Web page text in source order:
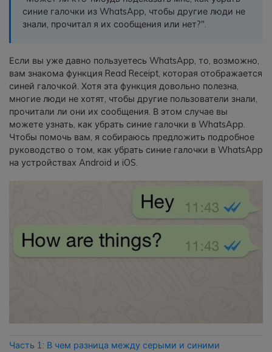
фотографии, видео и многое
другое со смартфона на смартфон,
Резервное копирование и
восстановление
Создавайте резервные копии для
18+ типов данных и данных
WhatsApp на ПК. С легкостью
восстанавливайте резервные
копии.
НОВИНКА
Переносите музыкальные
плейлисты с одного потокового
сервиса на другой.
Mutsapper
Передавайте данные WhatsApp &
синие галочки из WhatsApp, чтобы другие люди не
знали, прочитал я их сообщения или нет?".
Если вы уже давно пользуетесь WhatsApp, то, возможно,
вам знакома функция Read Receipt, которая отображается
синей галочкой. Хотя эта функция довольно полезна,
многие люди не хотят, чтобы другие пользователи знали,
прочитали ли они их сообщения. В этом случае вы
можете узнать, как убрать синие галочки в WhatsApp.
Чтобы помочь вам, я собираюсь предложить подробное
руководство о том, как убрать синие галочки в WhatsApp
на устройствах Android и iOS.
Часть 1: В чем разница между серыми и синими